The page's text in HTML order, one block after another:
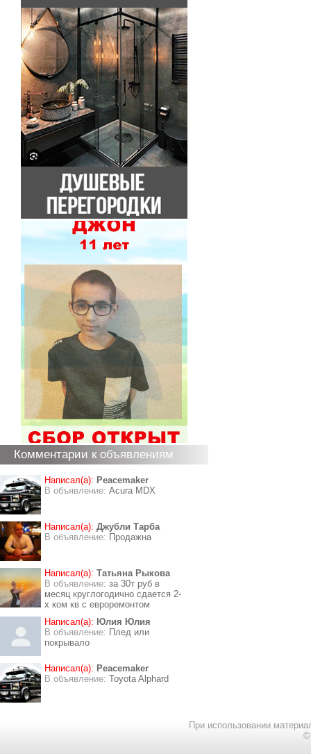
Комментарии к объявлениям
Написал(а): Peacemaker
В объявление: Acura MDX
Написал(а): Джубли Тарба
В объявление: Продажна
Написал(а): Татьяна Рыкова
В объявление: за 30т руб в
месяц круглогодично сдается 2-
х ком кв с евроремонтом
Написал(а): Юлия Юлия
В объявление: Плед или
покрывало
Написал(а): Peacemaker
В объявление: Toyota Alphard
При использовании